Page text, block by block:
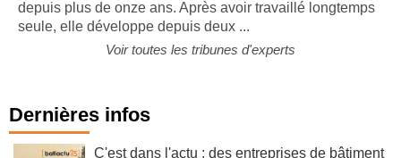
depuis plus de onze ans. Après avoir travaillé longtemps
Dernières infos